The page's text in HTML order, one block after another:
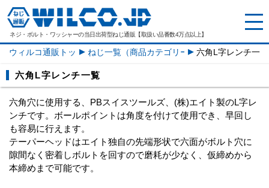
ネジ・ボルト・ワッシャーの当日出荷型ねじ通販【取扱い品番数4万点以上】
ウィルコ通販トップ ねじ一覧（商品カテゴリー）六角L字レンチ一覧
六角L字レンチ一覧
六角穴に使用する、PBスイスツールズ、(株)エイト製のL字レ
ンチです。ボールポイントは角度を付けて使用でき、早回し
も容易に行えます。
テーパーヘッドはエイト独自の先端形状で六面がボルト穴に
隙間なく密着しボルトを回すので磨耗が少なく、仮締めから
本締めまで可能です。